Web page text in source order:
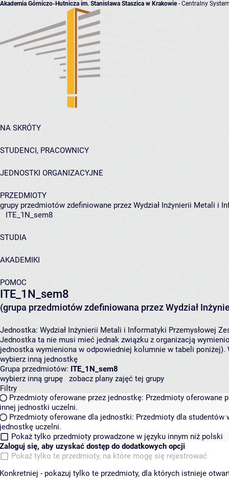
Akademia Górniczo-Hutnicza im. Stanisława Staszica w Krakowie- Centralny
NA SKRÓTY
STUDENCI, PRACOWNICY
JEDNOSTKI ORGANIZACYJNE
PRZEDMIOTY
grupy przedmiotów zdefiniowane przez Wydział Inżynierii Metali i
ITE_1N_sem8
STUDIA
AKADEMIKI
POMOC
ITE_1N_sem8
(grupa przedmiotów zdefiniowana przez Wydział
Jednostka: Wydział Inżynierii Metali i Informatyki Przemysłowej
Jednostka ta nie musi mieć jednak związku z organizacją
jednostka wymieniona w odpowiedniej kolumnie w tabeli
wybierz inną jednostkę
Grupa przedmiotów: ITE_1N_sem8
wybierz inną grupę
zobacz plany zajęć tej grupy
Filtry
Przedmioty oferowane przez jednostkę: Przedmioty oferowane
innej jednostki uczelni.
Przedmioty oferowane dla jednostki: Przedmioty dla studentów
jednostkę uczelni.
Pokaż tylko przedmioty prowadzone w języku innym niż polski
Zaloguj się, aby uzyskać dostęp do dodatkowych opcji
Pokaż tylko te przedmioty, na które mogę się rejestrować
Konkretniej - pokazuj tylko te przedmioty, dla których istnieje